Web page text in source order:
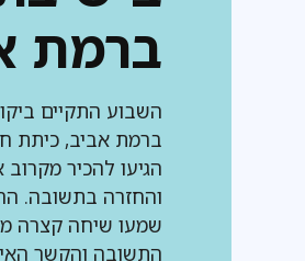
ברמת
השבוע התקיים
ברמת אביב, כיתת
הגיעו להכיר
והחזרה בתשובה.
שמעו שיחה קצרה
התשובה והקשר